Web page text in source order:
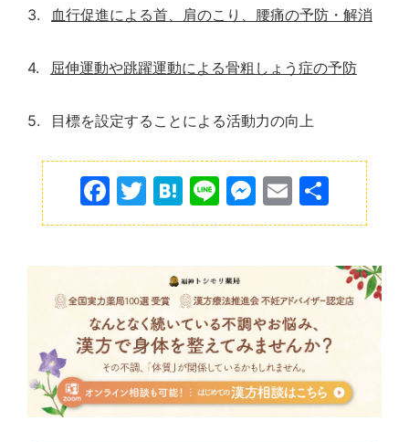
3. 血行促進による首、肩のこり、腰痛の予防・解消
4. 屈伸運動や跳躍運動による骨粗しょう症の予防
5. 目標を設定することによる活動力の向上
F
a
b
o
o
k
T
w
er
H
at
n
a
Li
n
M
e
e
n
g
er
E
m 有